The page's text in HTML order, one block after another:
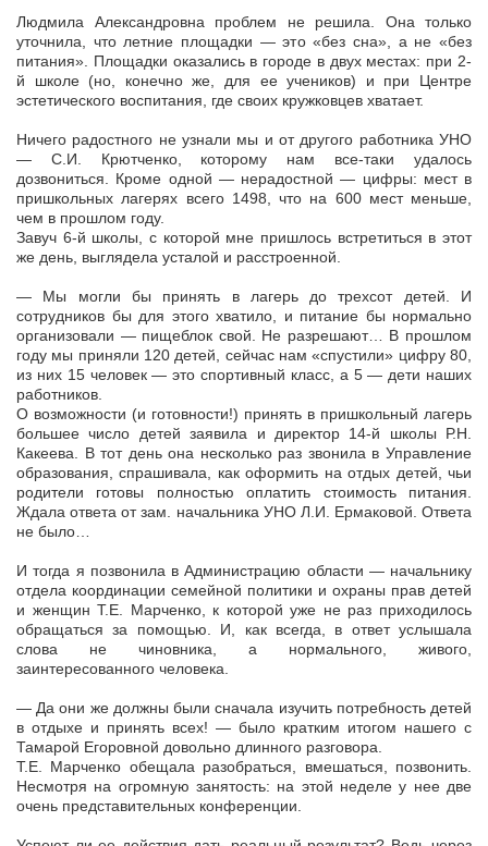
Людмила Александровна проблем не решила. Она только
уточнила, что летние площадки — это «без сна», а не «без
питания». Площадки оказались в городе в двух местах: при 2-
й школе (но, конечно же, для ее учеников) и при Центре
эстетического воспитания, где своих кружковцев хватает.
Ничего радостного не узнали мы и от другого работника УНО
— С.И. Крютченко, которому нам все-таки удалось
дозвониться. Кроме одной — нерадостной — цифры: мест в
пришкольных лагерях всего 1498, что на 600 мест меньше,
чем в прошлом году.
Завуч 6-й школы, с которой мне пришлось встретиться в этот
же день, выглядела усталой и расстроенной.
— Мы могли бы принять в лагерь до трехсот детей. И
сотрудников бы для этого хватило, и питание бы нормально
организовали — пищеблок свой. Не разрешают… В прошлом
году мы приняли 120 детей, сейчас нам «спустили» цифру 80,
из них 15 человек — это спортивный класс, а 5 — дети наших
работников.
О возможности (и готовности!) принять в пришкольный лагерь
большее число детей заявила и директор 14-й школы Р.Н.
Какеева. В тот день она несколько раз звонила в Управление
образования, спрашивала, как оформить на отдых детей, чьи
родители готовы полностью оплатить стоимость питания.
Ждала ответа от зам. начальника УНО Л.И. Ермаковой. Ответа
не было…
И тогда я позвонила в Администрацию области — начальнику
отдела координации семейной политики и охраны прав детей
и женщин Т.Е. Марченко, к которой уже не раз приходилось
обращаться за помощью. И, как всегда, в ответ услышала
слова не чиновника, а нормального, живого,
заинтересованного человека.
— Да они же должны были сначала изучить потребность детей
в отдыхе и принять всех! — было кратким итогом нашего с
Тамарой Егоровной довольно длинного разговора.
Т.Е. Марченко обещала разобраться, вмешаться, позвонить.
Несмотря на огромную занятость: на этой неделе у нее две
очень представительных конференции.